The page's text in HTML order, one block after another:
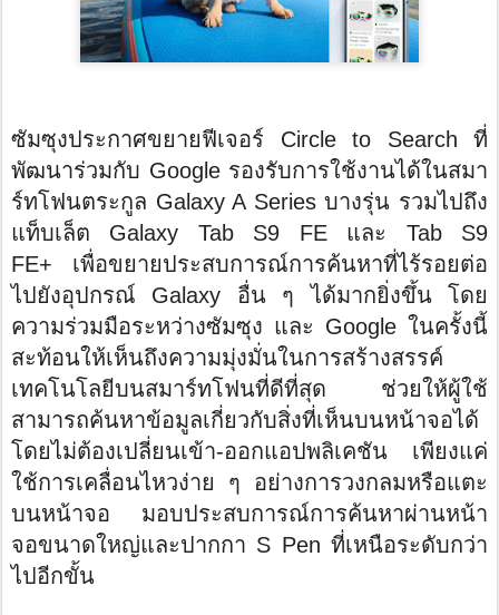
ซัมซุงประกาศขยายฟีเจอร์ Circle to Search ที่
พัฒนาร่วมกับ Google รองรับการใช้งานได้ในสมา
ร์ทโฟนตระกูล Galaxy A Seriesบางรุ่น รวมไปถึง
แท็บเล็ต Galaxy Tab S9 FE และ Tab S9
FE+ เพื่อขยายประสบการณ์การค้นหาที่ไร้รอยต่อ
ไปยังอุปกรณ์ Galaxy อื่น ๆ ได้มากยิ่งขึ้น โดย
ความร่วมมือระหว่างซัมซุง และ Google ในครั้งนี้
สะท้อนให้เห็นถึงความมุ่งมั่นในการสร้างสรรค์
เทคโนโลยีบนสมาร์ทโฟนที่ดีที่สุด ช่วยให้ผู้ใช้
สามารถค้นหาข้อมูลเกี่ยวกับสิ่งที่เห็นบนหน้าจอได้
โดยไม่ต้องเปลี่ยนเข้า-ออกแอปพลิเคชัน เพียงแค่
ใช้การเคลื่อนไหวง่าย ๆ อย่างการวงกลมหรือแตะ
บนหน้าจอ มอบประสบการณ์การค้นหาผ่านหน้า
จอขนาดใหญ่และปากกา S Penที่เหนือระดับกว่า
ไปอีกขั้น